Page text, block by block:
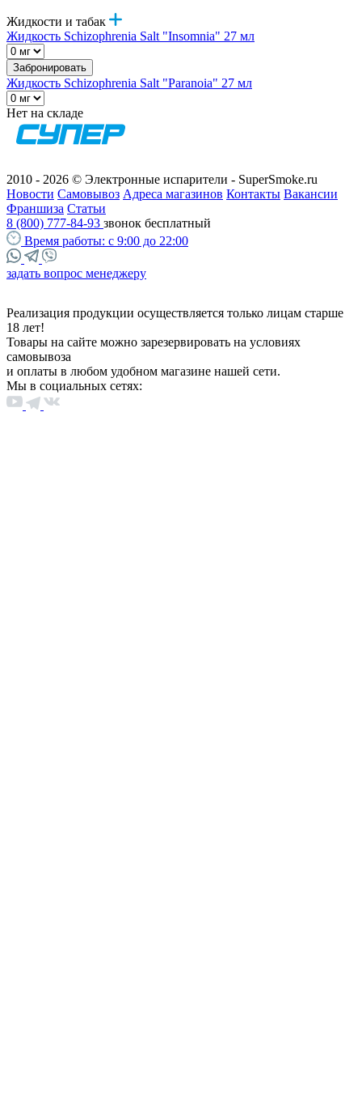
Жидкости и табак
Жидкость Schizophrenia Salt "Insomnia" 27 мл
Забронировать
Жидкость Schizophrenia Salt "Paranoia" 27 мл
Нет на складе
2010 - 2026 © Электронные испарители - SuperSmoke.ru
Новости Самовывоз Адреса магазинов Контакты Вакансии
Франшиза Статьи
8 (800) 777-84-93 звонок бесплатный
Время работы: с 9:00 до 22:00
задать вопрос менеджеру
Реализация продукции осуществляется только лицам старше
18 лет!
Товары на сайте можно зарезервировать на условиях
самовывоза
и оплаты в любом удобном магазине нашей сети.
Мы в социальных сетях: